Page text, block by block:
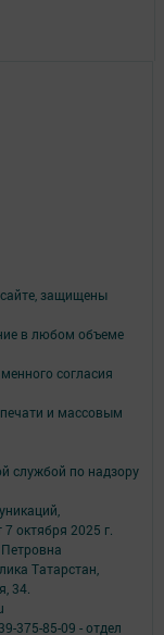
защищены
в любом объеме
согласия
и массовым
службой по надзору
октября 2025 г.
Татарстан,
34.
375-85-09 - отдел